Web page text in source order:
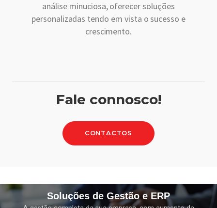
análise minuciosa, oferecer soluções
personalizadas tendo em vista o sucesso e
crescimento.
Fale connosco!
CONTACTOS
Soluções de Gestão e ERP